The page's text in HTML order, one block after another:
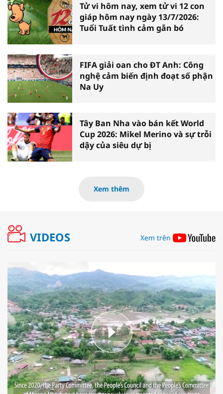
Tử vi hôm nay, xem tử vi 12 con
giáp hôm nay ngày 13/7/2026:
Tuổi Tuất tình cảm gắn bó
FIFA giải oan cho ĐT Anh: Công
nghệ cảm biến định đoạt số phận
Na Uy
Tây Ban Nha vào bán kết World
Cup 2026: Mikel Merino và sự trỗi
dậy của siêu dự bị
Xem thêm
VIDEOS Xem trên